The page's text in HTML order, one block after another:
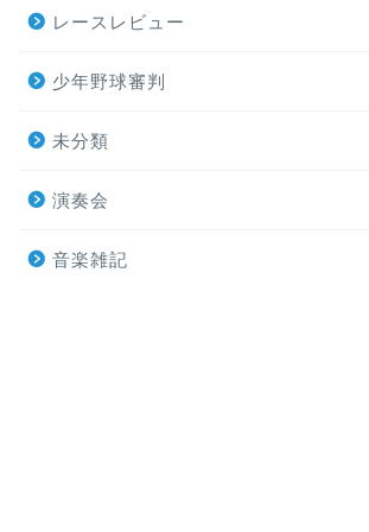
レースレビュー
少年野球審判
未分類
演奏会
音楽雑記